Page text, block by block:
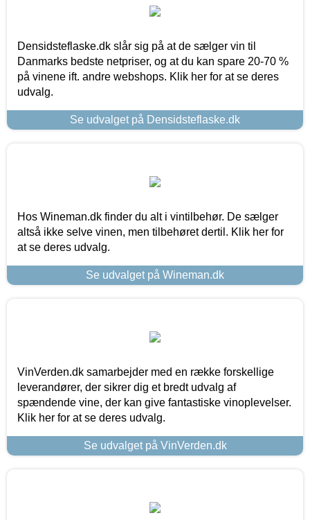
Densidsteflaske.dk slår sig på at de sælger vin til
Danmarks bedste netpriser, og at du kan spare 20-70 %
på vinene ift. andre webshops. Klik her for at se deres
udvalg.
Se udvalget på Densidsteflaske.dk
Hos Wineman.dk finder du alt i vintilbehør. De sælger
altså ikke selve vinen, men tilbehøret dertil. Klik her for
at se deres udvalg.
Se udvalget på Wineman.dk
VinVerden.dk samarbejder med en række forskellige
leverandører, der sikrer dig et bredt udvalg af
spændende vine, der kan give fantastiske vinoplevelser.
Klik her for at se deres udvalg.
Se udvalget på VinVerden.dk